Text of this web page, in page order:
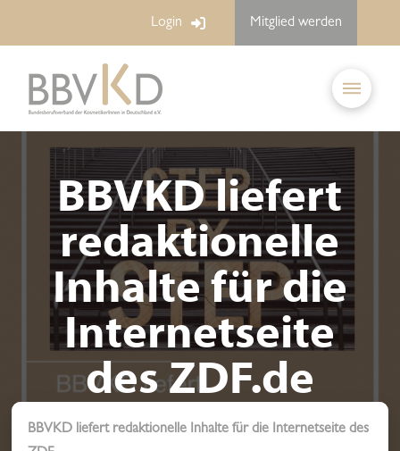
Login Mitglied werden
BBVKD liefert
redaktionelle
Inhalte für die
Internetseite
des ZDF.de
BBVKD liefert redaktionelle Inhalte für die Internetseite des